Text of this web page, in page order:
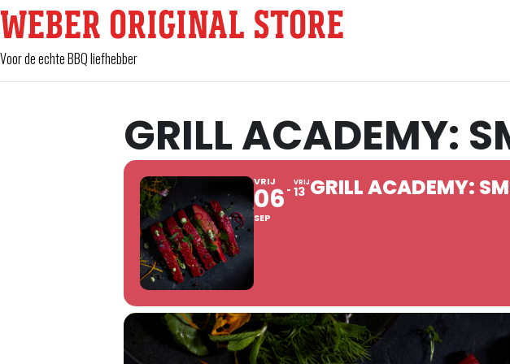
WEBER ORIGINAL STORE
Voor de echte BBQ liefhebber
GRILL ACADEMY:
VRIJ
06
SEP
VRIJ
13 GRILL ACADEMY: